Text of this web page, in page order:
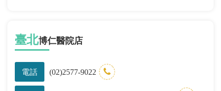
臺北博仁醫院店
電話 (02)2577-9022